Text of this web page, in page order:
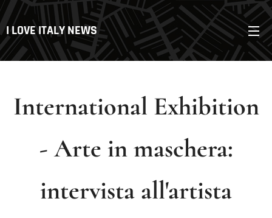
I LOVE ITALY NEWS
International Exhibition
- Arte in maschera:
intervista all'artista